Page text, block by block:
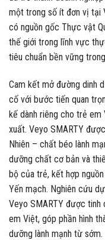
một trong số ít đơn vị tại
có nguồn gốc Thực vật
thế giới trong lĩnh vực
tiêu chuẩn bền vững
Cam kết mở đường dinh
cố với bước tiến quan
kế dành riêng cho trẻ em
xuất. Veyo SMARTY
Nhiên – chất béo lành
dưỡng chất cơ bản và
bộ của trẻ, kết hợp
Yến mạch. Nghiên cứu
Veyo SMARTY được tinh
em Việt, góp phần hình
dưỡng lành mạnh từ sớm.